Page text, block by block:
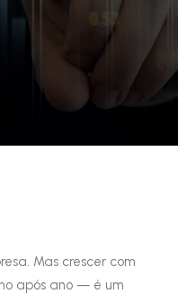
Mas crescer com
após ano — é um